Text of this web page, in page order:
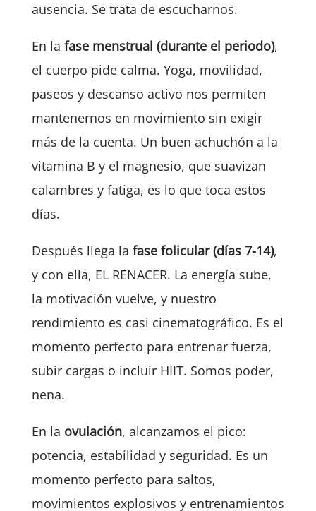
ausencia. Se trata de escucharnos.
En la fase menstrual (durante el periodo),
el cuerpo pide calma. Yoga, movilidad,
paseos y descanso activo nos permiten
mantenernos en movimiento sin exigir
más de la cuenta. Un buen achuchón a la
vitamina B y el magnesio, que suavizan
calambres y fatiga, es lo que toca estos
días.
Después llega la fase folicular (días 7-14),
y con ella, EL RENACER. La energía sube,
la motivación vuelve, y nuestro
rendimiento es casi cinematográfico. Es el
momento perfecto para entrenar fuerza,
subir cargas o incluir HIIT. Somos poder,
nena.
En la ovulación, alcanzamos el pico:
potencia, estabilidad y seguridad. Es un
momento perfecto para saltos,
movimientos explosivos y entrenamientos